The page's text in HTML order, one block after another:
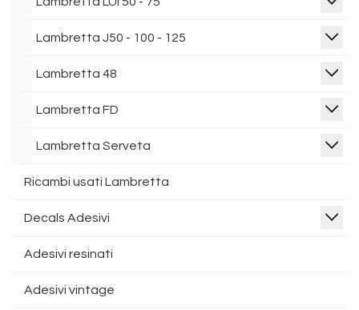
Lambretta J50 - 100 - 125
Lambretta 48
Lambretta FD
Lambretta Serveta
Ricambi usati Lambretta
Decals Adesivi
Adesivi resinati
Adesivi vintage